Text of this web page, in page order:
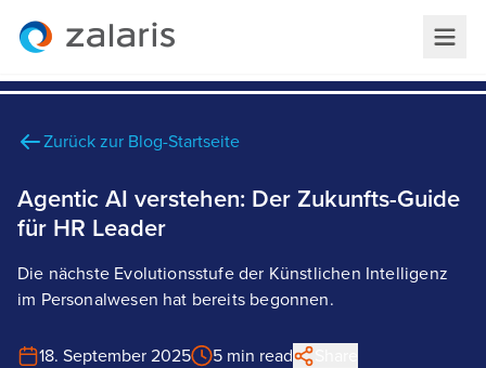
Zurück zur Blog-Startseite
Agentic AI verstehen: Der Zukunfts-Guide
für HR Leader
Die nächste Evolutionsstufe der Künstlichen Intelligenz
im Personalwesen hat bereits begonnen.
18. September 2025 5 min read